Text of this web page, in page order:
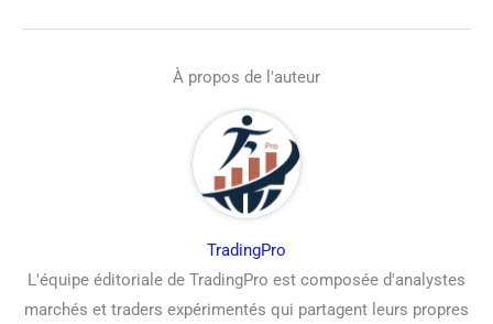
À propos de l'auteur
TradingPro
L'équipe éditoriale de TradingPro est composée d'analystes
marchés et traders expérimentés qui partagent leurs propres